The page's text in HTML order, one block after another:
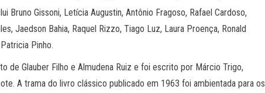
Bruno Gissoni, Letícia Augustin, Antônio Fragoso, Rafael Cardoso,
Jaedson Bahia, Raquel Rizzo, Tiago Luz, Laura Proença, Ronald
Pinho.
de Glauber Filho e Almudena Ruiz e foi escrito por Márcio Trigo,
A trama do livro clássico publicado em 1963 foi ambientada para os